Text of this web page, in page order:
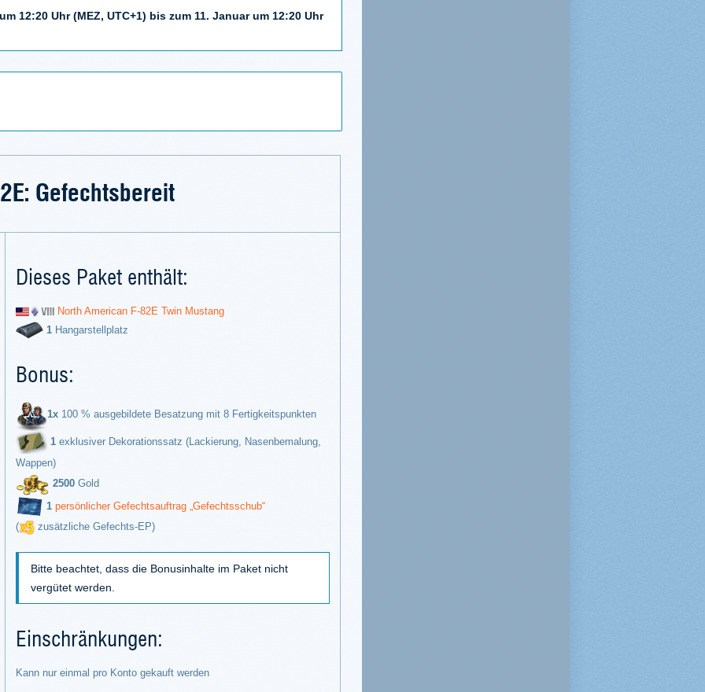
12:20 Uhr (MEZ, UTC+1) bis zum 11. Januar um 12:20 Uhr
Gefechtsbereit
Dieses Paket enthält:
North American F-82E Twin Mustang
1 Hangarstellplatz
Bonus:
1x 100 % ausgebildete Besatzung mit 8 Fertigkeitspunkten
1 exklusiver Dekorationssatz (Lackierung, Nasenbemalung,
Wappen)
2500 Gold
1 persönlicher Gefechtsauftrag „Gefechtsschub“
(
zusätzliche Gefechts-EP)
Bitte beachtet, dass die Bonusinhalte im Paket nicht
vergütet werden.
Einschränkungen:
Kann nur einmal pro Konto gekauft werden